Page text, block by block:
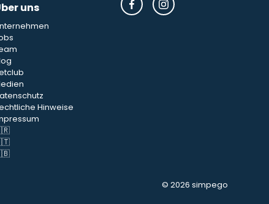
uns
Hinweise
© 2026 simpego